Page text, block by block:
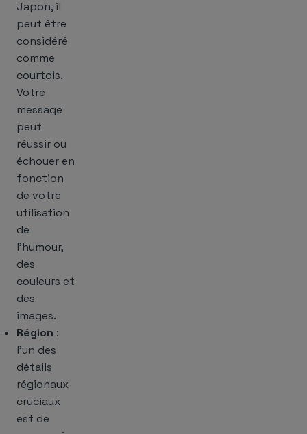
Japon, il
peut être
considéré
comme
courtois.
Votre
message
peut
réussir ou
échouer en
fonction
de votre
utilisation
de
l’humour,
des
couleurs et
des
images.
Région :
l’un des
détails
régionaux
cruciaux
est de